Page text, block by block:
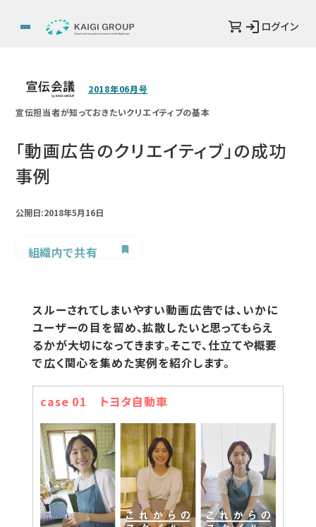
ログイン
2018年06月号
宣伝担当者が知っておきたいクリエイティブの基本
「動画広告のクリエイティブ」の成功
事例
公開日:2018年5月16日
組織内で共有
スルーされてしまいやすい動画広告では、いかに
ユーザーの目を留め、拡散したいと思ってもらえ
るかが大切になってきます。そこで、仕立てや概要
で広く関心を集めた実例を紹介します。
case 01 トヨタ自動車